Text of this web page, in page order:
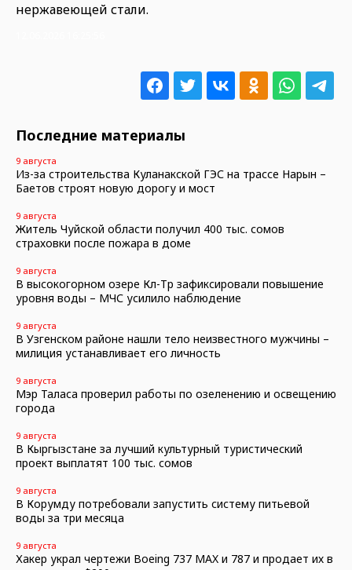
нержавеющей стали.
Последние материалы
9 августа
Из-за строительства Куланакской ГЭС на трассе Нарын –
Баетов строят новую дорогу и мост
9 августа
Житель Чуйской области получил 400 тыс. сомов
страховки после пожара в доме
9 августа
В высокогорном озере Көл-Төр зафиксировали повышение
уровня воды – МЧС усилило наблюдение
9 августа
В Узгенском районе нашли тело неизвестного мужчины –
милиция устанавливает его личность
9 августа
Мэр Таласа проверил работы по озеленению и освещению
города
9 августа
В Кыргызстане за лучший культурный туристический
проект выплатят 100 тыс. сомов
9 августа
В Корумду потребовали запустить систему питьевой
воды за три месяца
9 августа
Хакер украл чертежи Boeing 737 MAX и 787 и продает их в